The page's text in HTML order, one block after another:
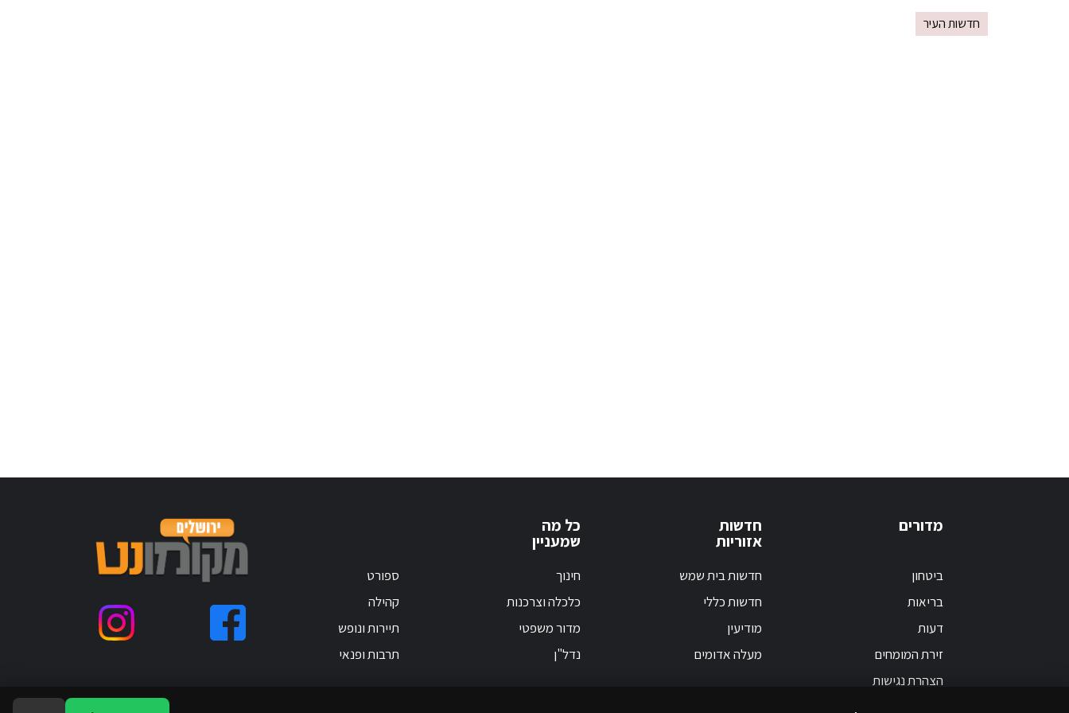
חדשות העיר
מדורים
ביטחון
בריאות
דעות
זירת המומחים
הצהרת נגישות
חדשות
אזוריות
חדשות בית שמש
חדשות כללי
מודיעין
מעלה אדומים
כל מה
שמעניין
חינוך
כלכלה וצרכנות
מדור משפטי
נדל"ן
ספורט
קהילה
תיירות ונופש
תרבות ופנאי